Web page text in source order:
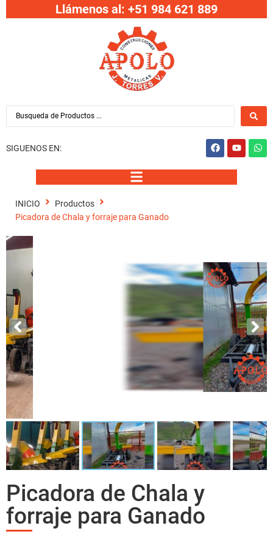
Llámenos al: +51 984 621 889
SIGUENOS EN:
INICIO
Productos
Picadora de Chala y forraje para Ganado
Picadora de Chala y
forraje para Ganado